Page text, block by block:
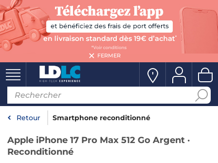
FERMER
Retour Smartphone reconditionné
Apple iPhone 17 Pro Max 512 Go Argent ·
Reconditionné